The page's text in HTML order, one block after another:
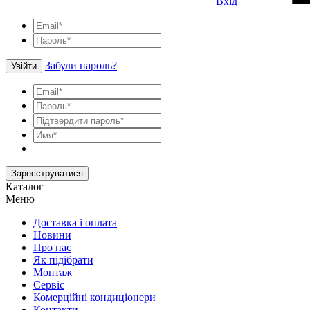
Увійти Забули пароль?
Зареєструватися
Каталог
Меню
Доставка і оплата
Новини
Про нас
Як підібрати
Монтаж
Сервіс
Комерційні кондиціонери